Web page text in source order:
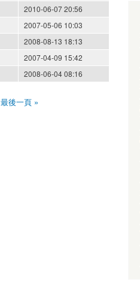
2010-06-07 20:56
2007-05-06 10:03
2008-08-13 18:13
2007-04-09 15:42
2008-06-04 08:16
最後一頁 »